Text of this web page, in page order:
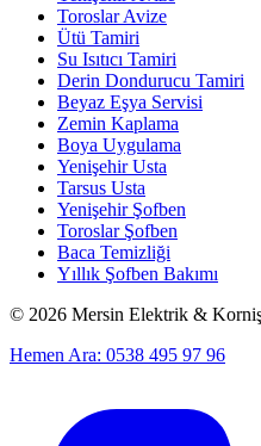
Toroslar Avize
Ütü Tamiri
Su Isıtıcı Tamiri
Derin Dondurucu Tamiri
Beyaz Eşya Servisi
Zemin Kaplama
Boya Uygulama
Yenişehir Usta
Tarsus Usta
Yenişehir Şofben
Toroslar Şofben
Baca Temizliği
Yıllık Şofben Bakımı
© 2026 Mersin Elektrik & Korniş
Hemen Ara: 0538 495 97 96